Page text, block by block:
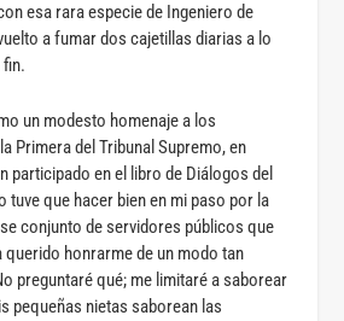
esa rara especie de Ingeniero de
a fumar dos cajetillas diarias a lo
fin.
un modesto homenaje a los
Primera del Tribunal Supremo, en
participado en el libro de Diálogos del
tuve que hacer bien en mi paso por la
conjunto de servidores públicos que
querido honrarme de un modo tan
preguntaré qué; me limitaré a saborear
pequeñas nietas saborean las